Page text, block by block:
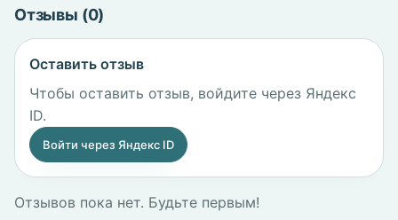
Отзывы (0)
Оставить отзыв
Чтобы оставить отзыв, войдите через Яндекс
ID.
Войти через Яндекс ID
Отзывов пока нет. Будьте первым!